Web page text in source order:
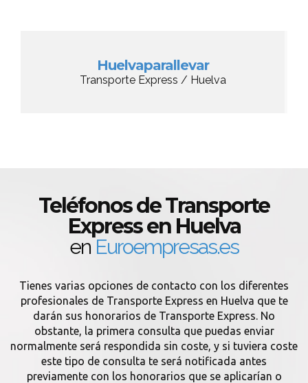
Huelvaparallevar
Transporte Express / Huelva
Teléfonos de Transporte
Express en Huelva
en Euroempresas.es
Tienes varias opciones de contacto con los diferentes
profesionales de Transporte Express en Huelva que te
darán sus honorarios de Transporte Express. No
obstante, la primera consulta que puedas enviar
normalmente será respondida sin coste, y si tuviera coste
este tipo de consulta te será notificada antes
previamente con los honorarios que se aplicarían o